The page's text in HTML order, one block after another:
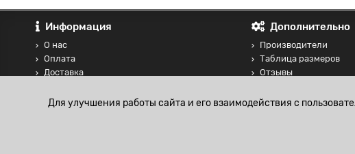
Информация
О нас
Оплата
Доставка
Блог
Дополнительно
Производители
Таблица размеров
Отзывы
Для улучшения работы сайта и его взаимодействия с